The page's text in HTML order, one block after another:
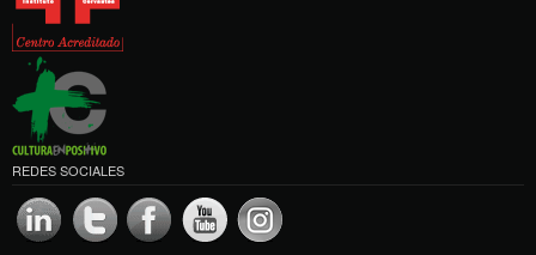
REDES SOCIALES